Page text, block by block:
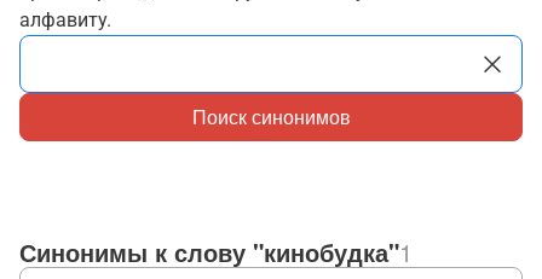
алфавиту.
Поиск синонимов
Синонимы к слову "кинобудка"1